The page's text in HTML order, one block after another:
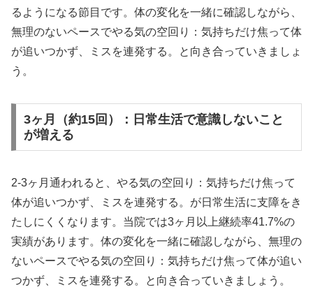
るようになる節目です。体の変化を一緒に確認しながら、
無理のないペースでやる気の空回り：気持ちだけ焦って体
が追いつかず、ミスを連発する。と向き合っていきましょ
う。
3ヶ月（約15回）：日常生活で意識しないこと
が増える
2-3ヶ月通われると、やる気の空回り：気持ちだけ焦って
体が追いつかず、ミスを連発する。が日常生活に支障をき
たしにくくなります。当院では3ヶ月以上継続率41.7%の
実績があります。体の変化を一緒に確認しながら、無理の
ないペースでやる気の空回り：気持ちだけ焦って体が追い
つかず、ミスを連発する。と向き合っていきましょう。